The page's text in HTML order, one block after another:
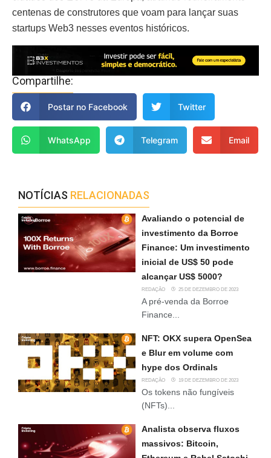
centenas de construtores que voam para lançar suas
startups Web3 nesses eventos históricos.
Compartilhe:
Postar no Facebook Twitter
WhatsApp Telegram Email
NOTÍCIAS RELACIONADAS
Avaliando o potencial de
investimento da Borroe
Finance: Um investimento
inicial de US$ 50 pode
alcançar US$ 5000?
REDAÇÃO 25 DE DEZEMBRO DE 2023
A pré-venda da Borroe
Finance...
NFT: OKX supera OpenSea
e Blur em volume com
hype dos Ordinals
REDAÇÃO 19 DE DEZEMBRO DE 2023
Os tokens não fungíveis
(NFTs)...
Analista observa fluxos
massivos: Bitcoin,